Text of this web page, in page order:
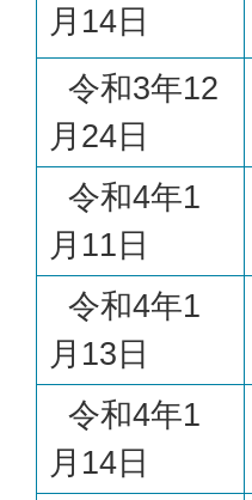
月14日
令和3年12
月24日
令和4年1
月11日
令和4年1
月13日
令和4年1
月14日